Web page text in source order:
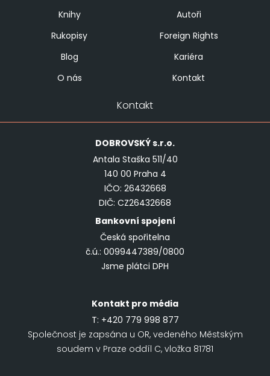
Knihy
Autoři
Rukopisy
Foreign Rights
Blog
Kariéra
O nás
Kontakt
Kontakt
DOBROVSKÝs.r.o.
Antala Staška 511/40
140 00 Praha 4
IČO: 26432668
DIČ: CZ26432668
Bankovní spojení
Česká spořitelna
č.ú.: 0099447389/0800
Jsme plátci DPH
Kontakt pro média
T: +420 779 998 877
Společnost je zapsána u OR, vedeného Městským
soudem v Praze oddíl C, vložka 81781